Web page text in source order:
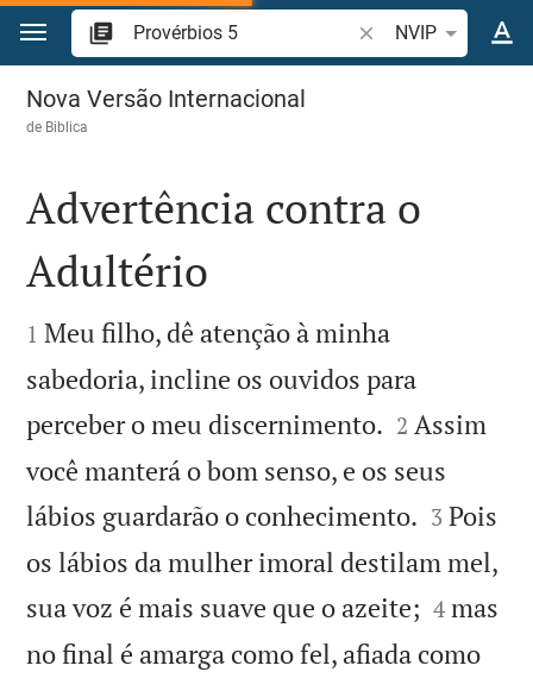
Ir para o conteúdo
Pesquise
NVIP
Provérbios 5
Nova Versão Internacional
de Biblica

Advertência contra o
Adultério

1 Meu filho, dê atenção à minha
sabedoria, incline os ouvidos para
perceber o meu discernimento. 

2 Assim
você manterá o bom senso, e os seus
lábios guardarão o conhecimento. 

3 Pois
os lábios da mulher imoral destilam mel,
sua voz é mais suave que o azeite; 

4 mas
no final é amarga como fel, afiada como